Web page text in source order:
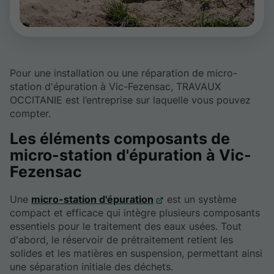
Pour une installation ou une réparation de micro-
station d'épuration à Vic-Fezensac, TRAVAUX
OCCITANIE est l’entreprise sur laquelle vous pouvez
compter.
Les éléments composants de
micro-station d'épuration à Vic-
Fezensac
Une micro-station d'épuration
est un système
compact et efficace qui intègre plusieurs composants
essentiels pour le traitement des eaux usées. Tout
d'abord, le réservoir de prétraitement retient les
solides et les matières en suspension, permettant ainsi
une séparation initiale des déchets.